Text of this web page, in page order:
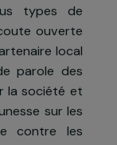
le
pour objectif
sur le genre
permettant
de
tous types